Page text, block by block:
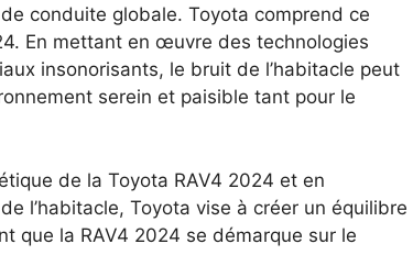
conduite globale. Toyota comprend ce
En mettant en œuvre des technologies
insonorisants, le bruit de l’habitacle peut
serein et paisible tant pour le
de la Toyota RAV4 2024 et en
l’habitacle, Toyota vise à créer un équilibre
que la RAV4 2024 se démarque sur le